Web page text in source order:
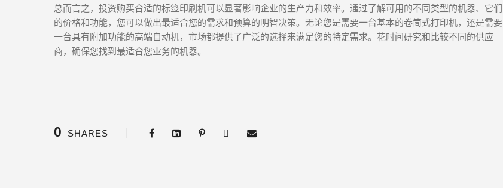
总而言之，投资购买合适的标签印刷机可以显著影响企业的生产力和效率。通过了解可用的不同类型的机器、它们
的价格和功能，您可以做出最适合您的需求和预算的明智决策。无论您是需要一台基本的卷筒式打印机，还是需要
一台具有附加功能的高端自动机，市场都提供了广泛的选择来满足您的特定需求。花时间研究和比较不同的供应
商，确保您找到最适合您业务的机器。
0 SHARES